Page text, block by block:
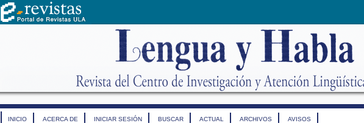
INICIO ACERCA DE INICIAR SESIÓN BUSCAR ACTUAL ARCHIVOS AVISOS